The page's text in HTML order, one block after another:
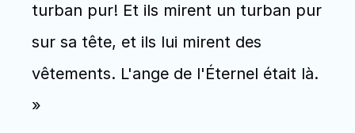
turban pur! Et ils mirent un turban pur
sur sa tête, et ils lui mirent des
vêtements. L'ange de l'Éternel était là.
»